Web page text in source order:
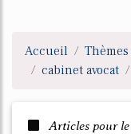
Accueil
cabinet avocat
Articles pour